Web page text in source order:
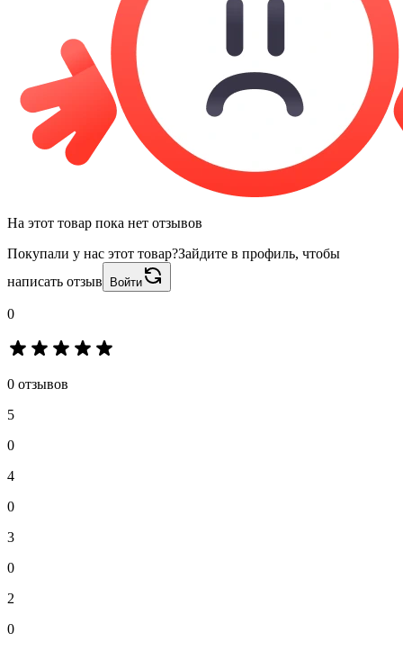
На этот товар пока нет отзывов
Покупали у нас этот товар?Зайдите в профиль, чтобы
написать отзыв
Войти
0
0 отзывов
5
0
4
0
3
0
2
0